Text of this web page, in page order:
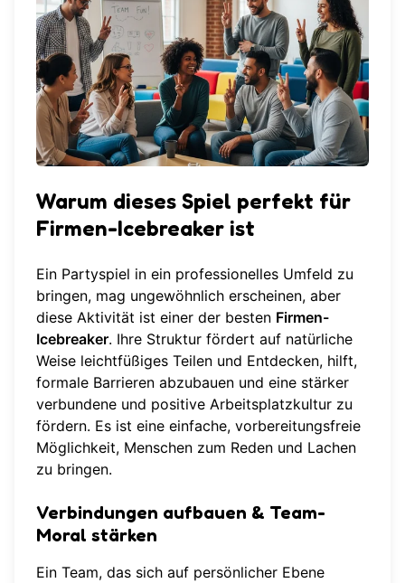
Warum dieses Spiel perfekt für
Firmen-Icebreaker ist
Ein Partyspiel in ein professionelles Umfeld zu
bringen, mag ungewöhnlich erscheinen, aber
diese Aktivität ist einer der besten Firmen-
Icebreaker. Ihre Struktur fördert auf natürliche
Weise leichtfüßiges Teilen und Entdecken, hilft,
formale Barrieren abzubauen und eine stärker
verbundene und positive Arbeitsplatzkultur zu
fördern. Es ist eine einfache, vorbereitungsfreie
Möglichkeit, Menschen zum Reden und Lachen
zu bringen.
Verbindungen aufbauen & Team-
Moral stärken
Ein Team, das sich auf persönlicher Ebene